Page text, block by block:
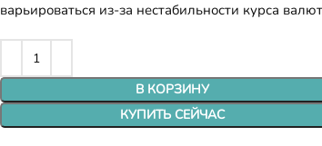
варьироваться из-за нестабильности курса
В КОРЗИНУ
КУПИТЬ СЕЙЧАС